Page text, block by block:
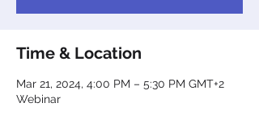
Time & Location
Mar 21, 2024, 4:00 PM – 5:30 PM GMT+2
Webinar